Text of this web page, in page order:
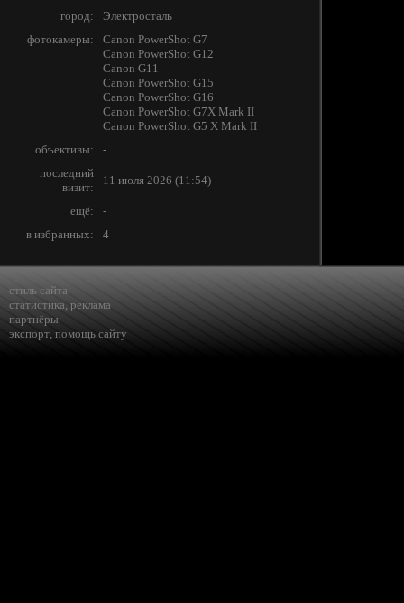
город:
Электросталь
фотокамеры:
Canon PowerShot G7
Canon PowerShot G12
Canon G11
Canon PowerShot G15
Canon PowerShot G16
Canon PowerShot G7X Mark II
Canon PowerShot G5 X Mark II
объективы:
-
последний
визит:
11 июля 2026 (11:54)
ещё:
-
в избранных:
4
стиль сайта
статистика, реклама
партнёры
экспорт, помощь сайту